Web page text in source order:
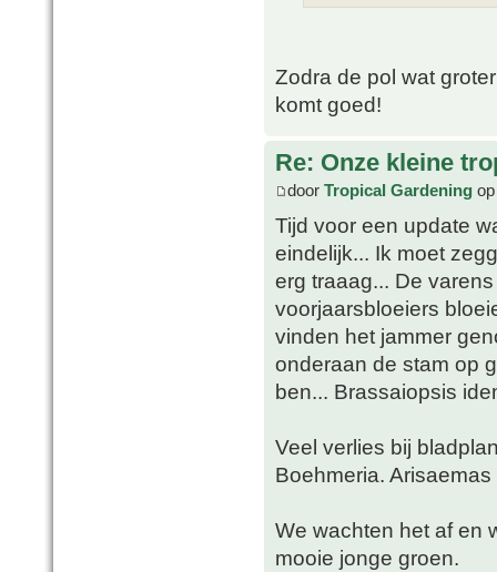
Zodra de pol wat
komt goed!
Re: Onze kleine
door Tropical Gardening
Tijd voor een update
eindelijk... Ik moet
erg traaag... De
voorjaarsbloeiers
vinden het jammer
onderaan de stam op
ben... Brassaiopsis
Veel verlies bij
Boehmeria.
We wachten het af en
mooie jonge groen.